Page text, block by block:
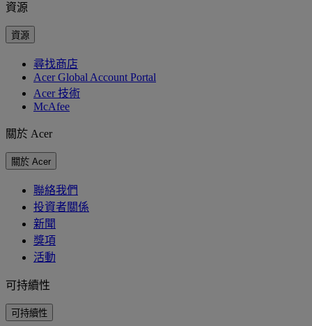
資源
資源
尋找商店
Acer Global Account Portal
Acer 技術
McAfee
關於 Acer
關於 Acer
聯絡我們
投資者關係
新聞
獎項
活動
可持續性
可持續性